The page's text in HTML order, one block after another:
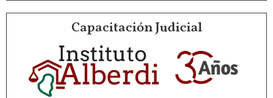
Capacitación Judicial